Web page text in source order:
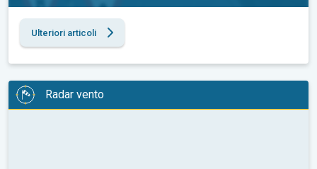
Ulteriori articoli
Radar vento